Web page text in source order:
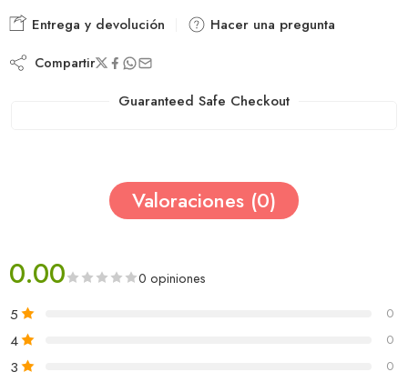
Entrega y devolución Hacer una pregunta
Compartir
Guaranteed Safe Checkout
Valoraciones (0)
0.00 0 opiniones
5 0
4 0
3 0